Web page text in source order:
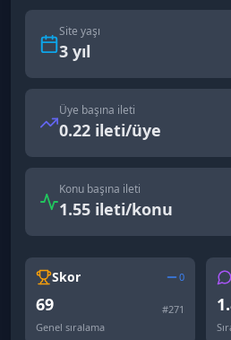
Site yaşı
3 yıl
Üye başına ileti
0.22 ileti/üye
Konu başına ileti
1.55 ileti/konu
Skor 0
69 #271
Genel sıralama